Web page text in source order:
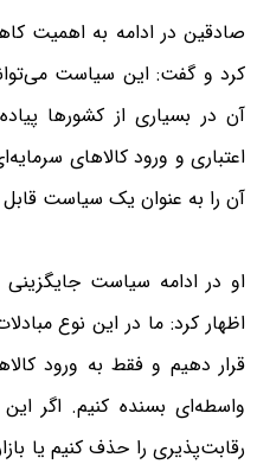
صادقین در ادامه به اهمیت
کرد و گفت: این سیاست
آن در بسیاری از کشورها
اعتباری و ورود کالاهای
آن را به عنوان یک سیاست قابل
او در ادامه سیاست
اظهار کرد: ما در این نوع
قرار دهیم و فقط به ورود
واسطه‌ای بسنده کنیم. اگر
رقابت‌پذیری را حذف کنیم یا